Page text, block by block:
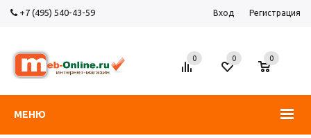
+7 (495) 540-43-59 Вход Регистрация
МЕНЮ
0 0
0